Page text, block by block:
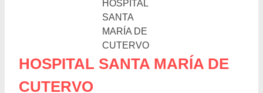
HOSPITAL SANTA MARÍA DE
CUTERVO